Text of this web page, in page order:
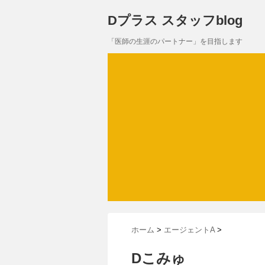
Dプラス スタッフblog
「医師の生涯のパートナー」を目指します
ホーム > エージェントA >
Dこみゅ